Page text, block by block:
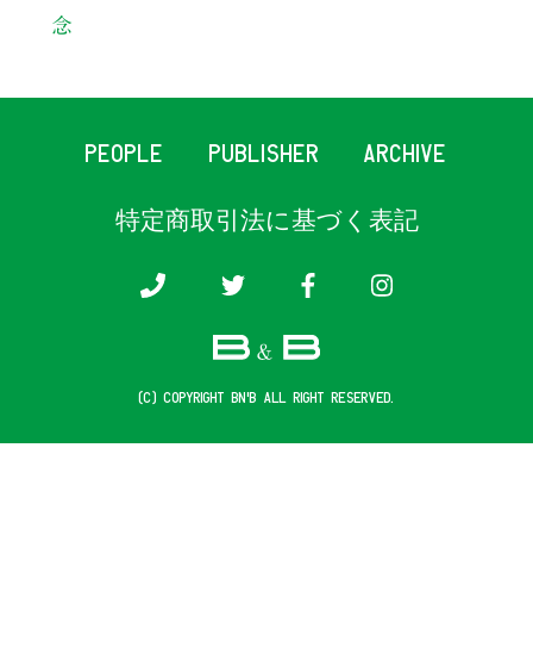
念
PEOPLE PUBLISHER ARCHIVE
特定商取引法に基づく表記
(c) COPYRIGHT B&B ALL RIGHT RESERVED.